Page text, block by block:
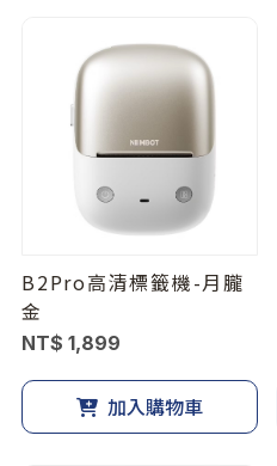
B2Pro高清標籤機-月朧
金
NT$ 1,899
加入購物車